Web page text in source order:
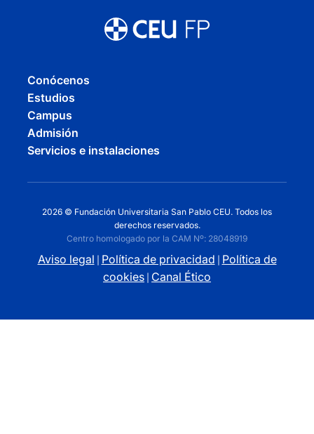
Conócenos
Estudios
Campus
Admisión
Servicios e instalaciones
2026 © Fundación Universitaria San Pablo CEU. Todos los
derechos reservados.
Centro homologado por la CAM Nº: 28048919
Aviso legal Política de privacidad Política de
cookies Canal Ético